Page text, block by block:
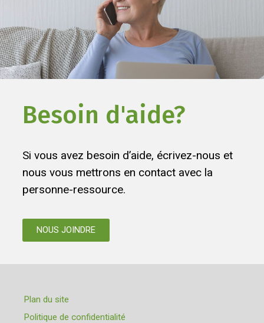
Besoin d'aide?
Si vous avez besoin d’aide, écrivez-nous et
nous vous mettrons en contact avec la
personne-ressource.
NOUS JOINDRE
Plan du site
Politique de confidentialité